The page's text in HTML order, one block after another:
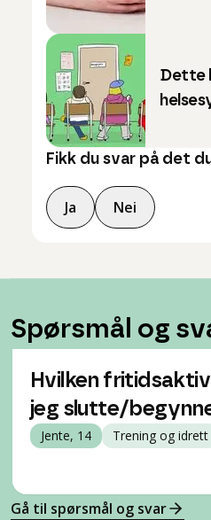
Dette
Fikk du svar på det
Ja Nei
Spørsmål og
Hvilken
jeg slutte/
Jente, 14 Trening og idrett
Gå til spørsmål og svar